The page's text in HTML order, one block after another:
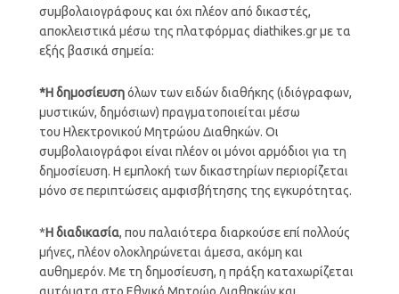
συμβολαιογράφους και όχι πλέον από δικαστές,
αποκλειστικά μέσω της πλατφόρμας diathikes.gr με τα
εξής βασικά σημεία:
*Η δημοσίευσηόλων των ειδών διαθήκης (ιδιόγραφων,
μυστικών, δημόσιων) πραγματοποιείται μέσω
του Ηλεκτρονικού Μητρώου Διαθηκών. Οι
συμβολαιογράφοι είναι πλέον οι μόνοι αρμόδιοι για τη
δημοσίευση. Η εμπλοκή των δικαστηρίων περιορίζεται
μόνο σε περιπτώσεις αμφισβήτησης της εγκυρότητας.
*Η διαδικασία, που παλαιότερα διαρκούσε επί πολλούς
μήνες, πλέον ολοκληρώνεται άμεσα, ακόμη και
αυθημερόν. Με τη δημοσίευση, η πράξη καταχωρίζεται
αυτόματα στο Εθνικό Μητρώο Διαθηκών και